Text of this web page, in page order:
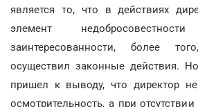
является то, что в действиях
элемент
заинтересованности, более
осуществил законные действия.
пришел к выводу, что директор
осмотрительность, а при